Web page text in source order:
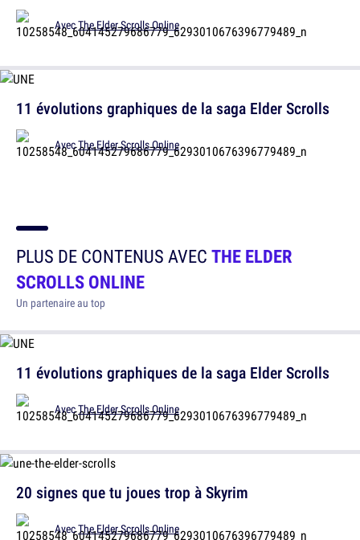
AvecThe Elder Scrolls Online
11 évolutions graphiques de la saga Elder Scrolls
AvecThe Elder Scrolls Online
PLUS DE CONTENUS AVECTHE ELDER
SCROLLS ONLINE
Un partenaire au top
11 évolutions graphiques de la saga Elder Scrolls
AvecThe Elder Scrolls Online
20 signes que tu joues trop à Skyrim
AvecThe Elder Scrolls Online